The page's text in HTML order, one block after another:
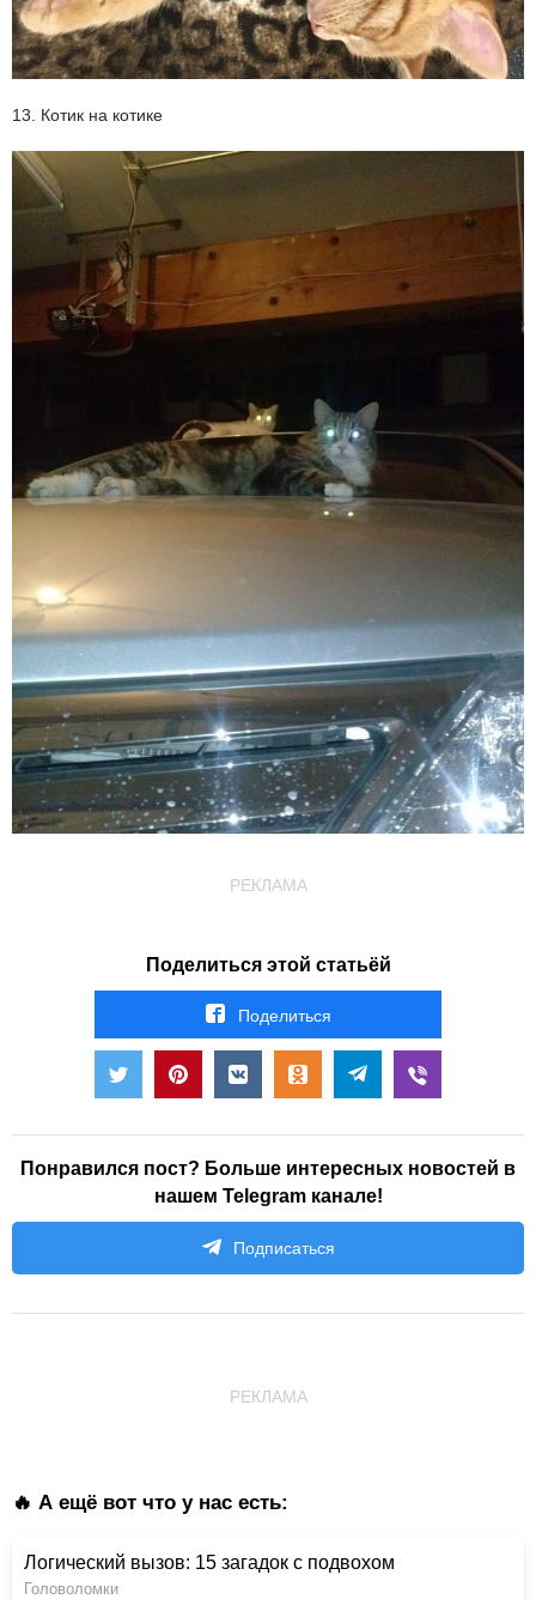
13. Котик на котике
РЕКЛАМА
Поделиться этой статьёй
Поделиться
Понравился пост? Больше интересных новостей в
нашем Telegram канале!
Подписаться
РЕКЛАМА
🔥 А ещё вот что у нас есть:
Логический вызов: 15 загадок с подвохом
Головоломки